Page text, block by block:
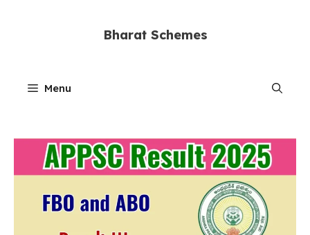
Bharat Schemes
Menu